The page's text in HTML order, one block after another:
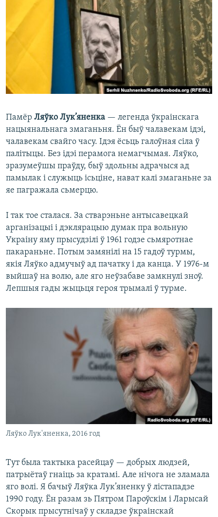
КУЛЬТУРА
КАЛЯНДАР
МОВА
НА ХВАЛЯХ СВАБОДЫ
Памёр Ляўко Лук’яненка — легенда ўкраінскага
нацыянальнага змаганьня. Ён быў чалавекам ідэі,
чалавекам свайго часу. Ідэя ёсьць галоўная сіла ў
палітыцы. Без ідэі перамога немагчымая. Ляўко,
зразумеўшы праўду, быў здольны адрачыся ад
памылак і служыць ісьціне, нават калі змаганьне за
яе пагражала сьмерцю.
І так тое сталася. За стварэньне антысавецкай
арганізацыі і дэклярацыю думак пра вольную
Украіну яму прысудзілі ў 1961 годзе сьмяротнае
пакараньне. Потым замянілі на 15 гадоў турмы,
якія Ляўко адмучыў ад пачатку і да канца. У 1976-м
выйшаў на волю, але яго неўзабаве замкнулі зноў.
Лепшыя гады жыцьця героя трымалі ў турме.
Ляўко Лук'яненка, 2016 год
Тут была тактыка расейцаў — добрых людзей,
патрыётаў гнаіць за кратамі. Але нічога не зламала
яго волі. Я бачыў Ляўка Лук’яненку ў лістападзе
1990 году. Ён разам зь Пятром Пароўскім і Ларысай
Скорык прысутнічаў у складзе ўкраінскай